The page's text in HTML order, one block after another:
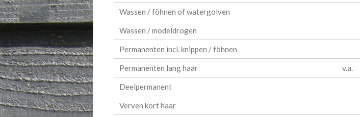
Wassen / föhnen of watergolven
Wassen / modeldrogen
Permanenten incl. knippen / föhnen
Permanenten lang haar v.a.
Deelpermanent
Verven kort haar